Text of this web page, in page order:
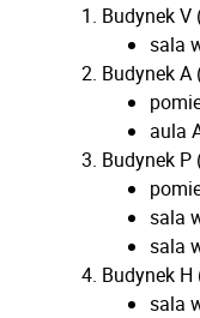
Budynek
sala
Budynek A
aula
Budynek P
sala
sala
Budynek
sala